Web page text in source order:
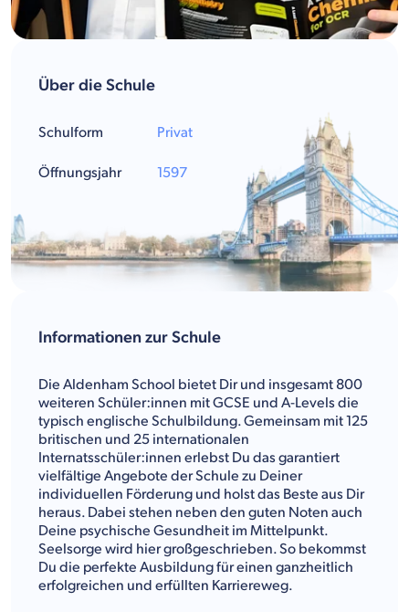
Informationen zur Schule
Die Aldenham School bietet Dir und insgesamt 800
weiteren Schüler:innen mit GCSE und A-Levels die
typisch englische Schulbildung. Gemeinsam mit 125
britischen und 25 internationalen
Internatsschüler:innen erlebst Du das garantiert
vielfältige Angebote der Schule zu Deiner
individuellen Förderung und holst das Beste aus Dir
heraus. Dabei stehen neben den guten Noten auch
Deine psychische Gesundheit im Mittelpunkt.
Seelsorge wird hier großgeschrieben. So bekommst
Du die perfekte Ausbildung für einen ganzheitlich
erfolgreichen und erfüllten Karriereweg.
Über die Schule
Schulform
Öffnungsjahr
Privat
1597